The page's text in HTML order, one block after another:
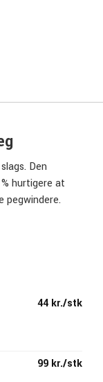
Den
hurtigere at
pegwindere.
ikke) med
til stort set alle
44 kr./stk
99 kr./stk